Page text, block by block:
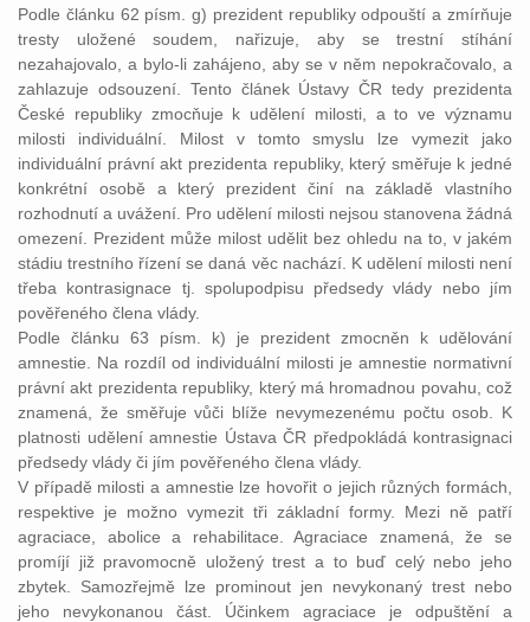
Podle článku 62 písm. g) prezident republiky odpouští a zmírňuje
tresty uložené soudem, nařizuje, aby se trestní stíhání
nezahajovalo, a bylo-li zahájeno, aby se v něm nepokračovalo, a
zahlazuje odsouzení. Tento článek Ústavy ČR tedy prezidenta
České republiky zmocňuje k udělení milosti, a to ve významu
milosti individuální. Milost v tomto smyslu lze vymezit jako
individuální právní akt prezidenta republiky, který směřuje k jedné
konkrétní osobě a který prezident činí na základě vlastního
rozhodnutí a uvážení. Pro udělení milosti nejsou stanovena žádná
omezení. Prezident může milost udělit bez ohledu na to, v jakém
stádiu trestního řízení se daná věc nachází. K udělení milosti není
třeba kontrasignace tj. spolupodpisu předsedy vlády nebo jím
pověřeného člena vlády.
Podle článku 63 písm. k) je prezident zmocněn k udělování
amnestie. Na rozdíl od individuální milosti je amnestie normativní
právní akt prezidenta republiky, který má hromadnou povahu, což
znamená, že směřuje vůči blíže nevymezenému počtu osob. K
platnosti udělení amnestie Ústava ČR předpokládá kontrasignaci
předsedy vlády či jím pověřeného člena vlády.
V případě milosti a amnestie lze hovořit o jejich různých formách,
respektive je možno vymezit tři základní formy. Mezi ně patří
agraciace, abolice a rehabilitace. Agraciace znamená, že se
promíjí již pravomocně uložený trest a to buď celý nebo jeho
zbytek. Samozřejmě lze prominout jen nevykonaný trest nebo
jeho nevykonanou část. Účinkem agraciace je odpuštění a